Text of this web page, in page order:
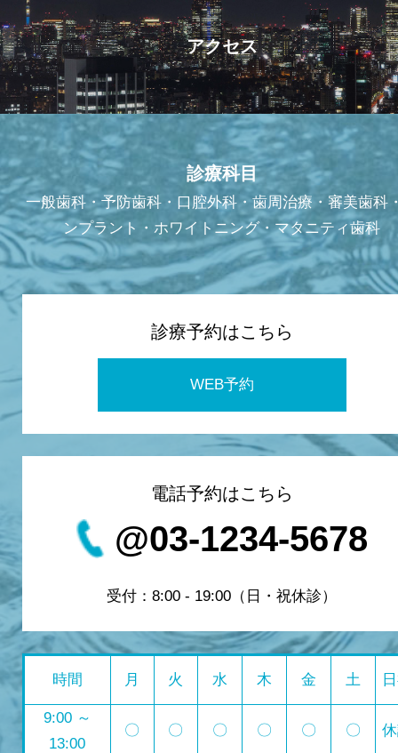
アクセス
診療科目
一般歯科・予防歯科・口腔外科・歯周治療・審美歯科
ンプラント・ホワイトニング・マタニティ歯科
診療予約はこちら
WEB予約
電話予約はこちら
@03-1234-5678
受付：8:00 - 19:00（日・祝休診）
時間 月 火 水 木 金 土
9:00 ～
13:00
〇 〇 〇 〇 〇 〇